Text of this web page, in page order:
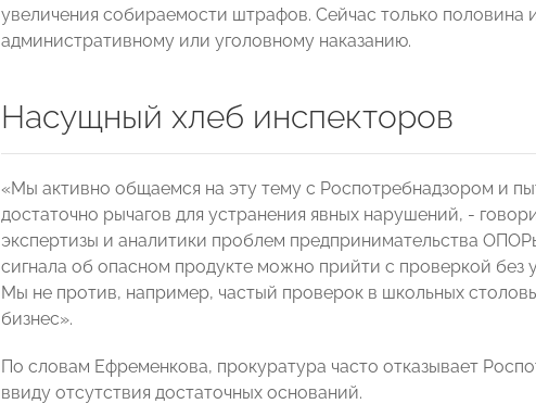
увеличения собираемости штрафов. Сейчас только половина
административному или уголовному наказанию.
Насущный хлеб инспекторов
«Мы активно общаемся на эту тему с Роспотребнадзором и
достаточно рычагов для устранения явных нарушений, -
экспертизы и аналитики проблем предпринимательства
сигнала об опасном продукте можно прийти с проверкой без
Мы не против, например, частый проверок в школьных
бизнес».
По словам Ефременкова, прокуратура часто отказывает
ввиду отсутствия достаточных оснований.